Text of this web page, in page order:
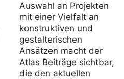
Auswahl an Projekten
mit einer Vielfalt an
konstruktiven und
gestalterischen
Ansätzen macht der
Atlas Beiträge sichtbar,
die den aktuellen